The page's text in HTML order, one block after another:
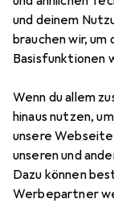
und deinem
brauchen wir, um
Basisfunktionen
Wenn du allem
hinaus nutzen,
unsere
unseren und
Dazu können
Werbepartner
Zubehör